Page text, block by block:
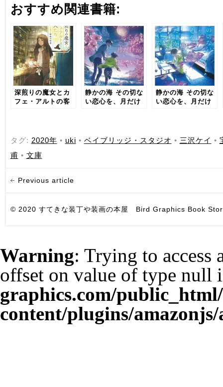
おすすめ関連書籍:
深煎りの魔女とカ
フェ・アルトの客
静かの海 その切な
い恋心を、月だけ
静かの海 その切な
い恋心を、月だけ
タグ: 2020年 • uki • ベイブリッジ・スタジオ • 三沢ケイ •
甫 • 文庫
Previous article
© 2020 すてきな装丁や装画の本屋 Bird Graphics Book
Warning: Trying to access
offset on value of type null
graphics.com/
content/plugins/